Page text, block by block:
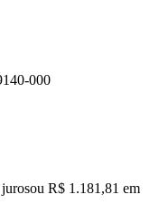
000
ou R$ 1.181,81 em